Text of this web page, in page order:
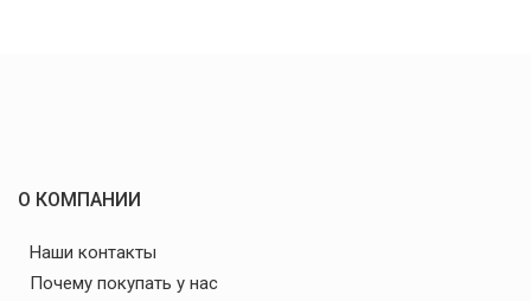
О КОМПАНИИ
Наши контакты
Почему покупать у нас